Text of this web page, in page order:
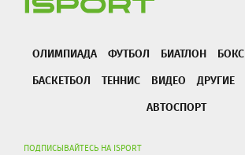
ОЛИМПИАДА ФУТБОЛ БИАТЛОН БОКС
БАСКЕТБОЛ
ТЕННИС ВИДЕО ДРУГИЕ
АВТОСПОРТ
ПОДПИСЫВАЙТЕСЬ НА ISPORT